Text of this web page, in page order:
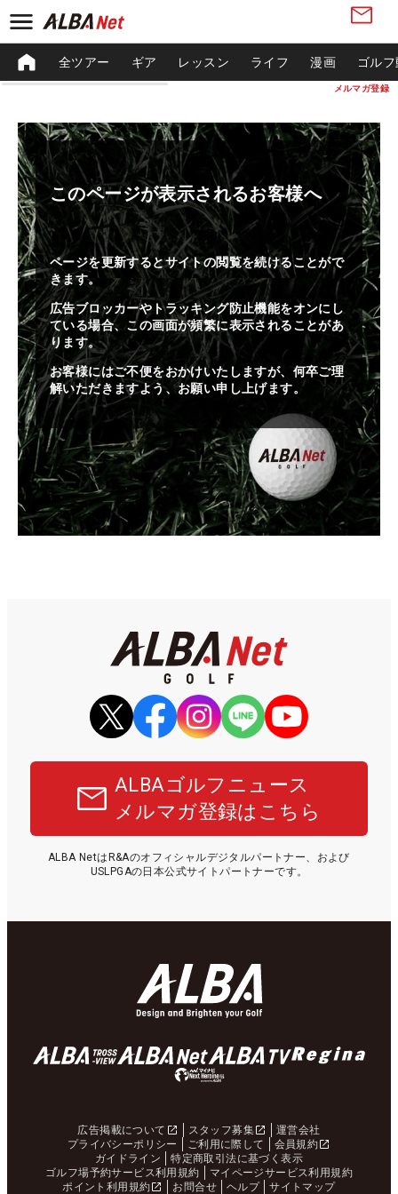
メルマガ登録
全ツアー ギア レッスン ライフ 漫画 ゴル
このページが表示されるお客様へ
ページを更新するとサイトの閲覧を続けることがで
きます。
広告ブロッカーやトラッキング防止機能をオンにし
ている場合、この画面が頻繁に表示されることがあ
ります。
お客様にはご不便をおかけいたしますが、何卒ご理
解いただきますよう、お願い申し上げます。
ALBAゴルフニュース
メルマガ登録はこちら
ALBA NetはR&Aのオフィシャルデジタルパートナー、および
USLPGAの日本公式サイトパートナーです。
広告掲載について スタッフ募集
運営会社
プライバシーポリシー
ご利用に際して
会員規約
ガイドライン
特定商取引法に基づく表示
ゴルフ場予約サービス利用規約
マイページサービス利用規約
ポイント利用規約
お問合せ ヘルプ サイトマップ